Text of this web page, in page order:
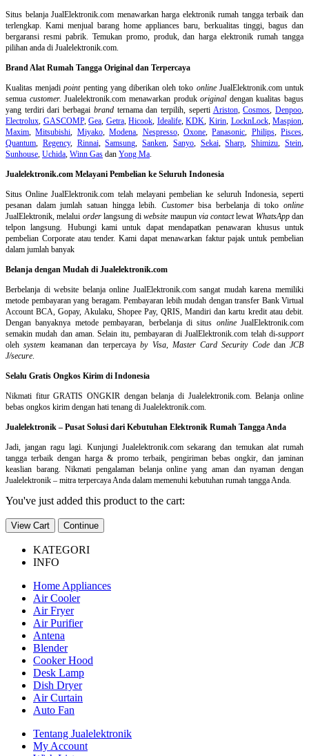
Situs belanjaJualElektronik.com menawarkan harga elektronik rumah tangga terbaik dan
terlengkap. Kami menjual barang home appliances baru, berkualitas tinggi, bagus dan
bergaransi resmi pabrik. Temukan promo, produk, dan harga elektronik rumah tangga
pilihan anda di Jualelektronik.com.
Brand Alat Rumah Tangga Original dan Terpercaya
Kualitas menjadipointpenting yang diberikan oleh toko onlineJualElektronik.com untuk
semua customer. Jualelektronik.com menawarkan produkoriginal dengan kualitas bagus
yang terdiri dari berbagai brandternama dan terpilih, seperti Ariston,Cosmos,Denpoo,
Electrolux, GASCOMP,Gea, Getra,Hicook, Idealife,KDK, Kirin, LocknLock,Maspion,
Maxim,Mitsubishi, Miyako,Modena, Nespresso, Oxone,Panasonic, Philips, Pisces,
Quantum, Regency, Rinnai,Samsung,Sanken, Sanyo, Sekai,Sharp,Shimizu,Stein,
Sunhouse, Uchida, Winn Gas dan Yong Ma.
Jualelektronik.com Melayani Pembelian ke Seluruh Indonesia
Situs Online JualElektronik.com telah melayani pembelian ke seluruh Indonesia, seperti
pesanan dalam jumlah satuan hingga lebih. Customerbisa berbelanja di tokoonline
JualElektronik, melalui orderlangsung diwebsite maupun via contactlewat WhatsAppdan
telpon langsung. Hubungi kami untuk dapat mendapatkan penawaran khusus untuk
pembelian Corporate atau tender. Kami dapat menawarkan faktur pajak untuk pembelian
dalam jumlah banyak
Belanja dengan Mudah di Jualelektronik.com
Berbelanja diwebsite belanja online JualElektronik.com sangat mudah karena memiliki
metode pembayaran yang beragam. Pembayaran lebih mudah dengan transfer Bank Virtual
Account BCA, Gopay, Akulaku, Shopee Pay, QRIS, Mandiri dan kartu kredit atau debit.
Dengan banyaknya metode pembayaran, berbelanja di situs onlineJualElektronik.com
semakin mudah dan aman. Selain itu, pembayaran di JualElektronik.com telah di-support
olehsystem keamanan dan terpercayaby Visa, Master Card Security Codedan JCB
J/secure.
Selalu Gratis Ongkos Kirim di Indonesia
Nikmati fitur GRATIS ONGKIR dengan belanja di Jualelektronik.com. Belanja online
bebas ongkos kirim dengan hati tenang di Jualelektronik.com.
Jualelektronik – Pusat Solusi dari Kebutuhan Elektronik Rumah Tangga Anda
Jadi, jangan ragu lagi. Kunjungi Jualelektronik.com sekarang dan temukan alat rumah
tangga terbaik dengan harga & promo terbaik, pengiriman bebas ongkir, dan jaminan
keaslian barang. Nikmati pengalaman belanja online yang aman dan nyaman dengan
Jualelektronik – mitra terpercaya Anda dalam memenuhi kebutuhan rumah tangga Anda.
You've just added this product to the cart:
View Cart Continue
KATEGORI
INFO
Home Appliances
Air Cooler
Air Fryer
Air Purifier
Antena
Blender
Cooker Hood
Desk Lamp
Dish Dryer
Air Curtain
Auto Fan
Tentang Jualelektronik
My Account